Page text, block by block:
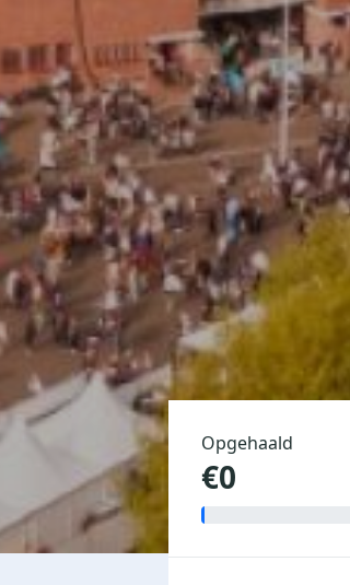
Opgehaald
€0